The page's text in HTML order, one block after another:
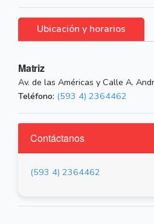
Ubicación y horarios
Matriz
Av. de las Américas y Calle A.
Teléfono: (593 4) 2364462
Contáctanos
(593 4) 2364462